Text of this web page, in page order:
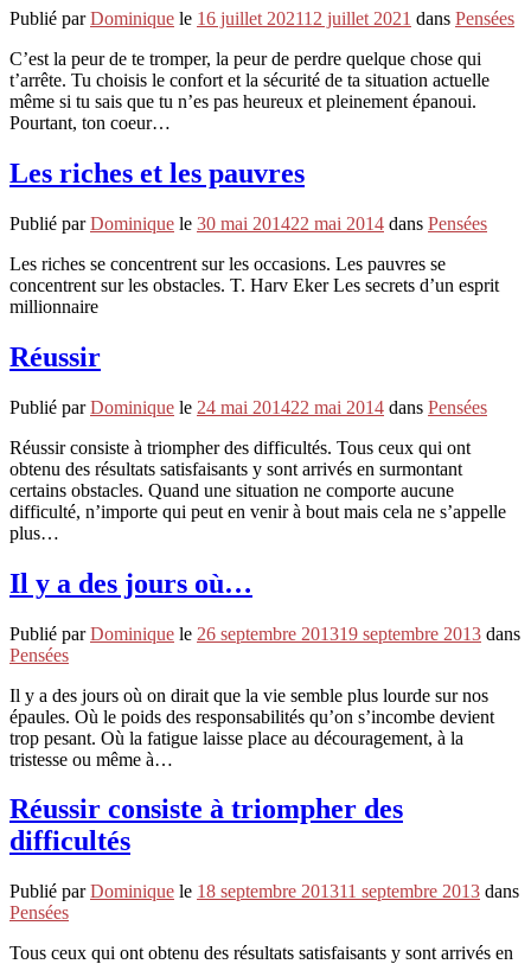
Publié parDominique le 16 juillet 202112 juillet 2021 dans Pensées
C’est la peur de te tromper, la peur de perdre quelque chose qui
t’arrête. Tu choisis le confort et la sécurité de ta situation actuelle
même si tu sais que tu n’es pas heureux et pleinement épanoui.
Pourtant, ton coeur…
Les riches et les pauvres
Publié parDominique le 30 mai 201422 mai 2014 dans Pensées
Les riches se concentrent sur les occasions. Les pauvres se
concentrent sur les obstacles. T. Harv Eker Les secrets d’un esprit
millionnaire
Réussir
Publié parDominique le 24 mai 201422 mai 2014 dans Pensées
Réussir consiste à triompher des difficultés. Tous ceux qui ont
obtenu des résultats satisfaisants y sont arrivés en surmontant
certains obstacles. Quand une situation ne comporte aucune
difficulté, n’importe qui peut en venir à bout mais cela ne s’appelle
plus…
Il y a des jours où…
Publié parDominique le 26 septembre 201319 septembre 2013 dans
Pensées
Il y a des jours où on dirait que la vie semble plus lourde sur nos
épaules. Où le poids des responsabilités qu’on s’incombe devient
trop pesant. Où la fatigue laisse place au découragement, à la
tristesse ou même à…
Réussir consiste à triompher des
difficultés
Publié parDominique le 18 septembre 201311 septembre 2013 dans
Pensées
Tous ceux qui ont obtenu des résultats satisfaisants y sont arrivés en